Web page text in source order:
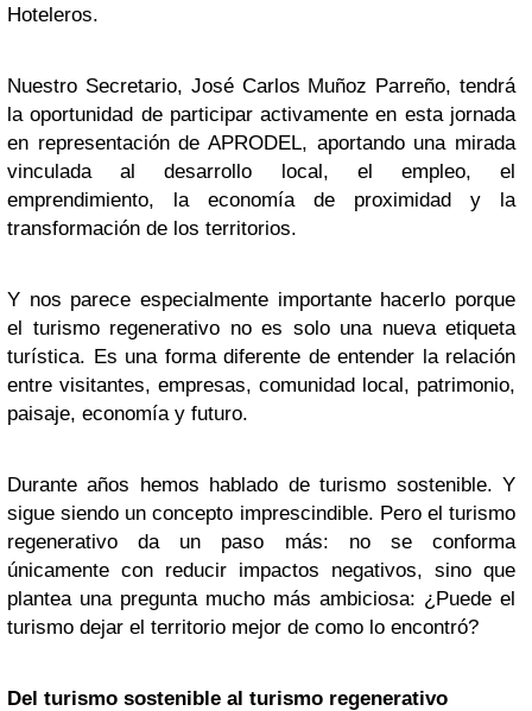
Hoteleros.
Nuestro Secretario, José Carlos Muñoz Parreño, tendrá
la oportunidad de participar activamente en esta jornada
en representación de APRODEL, aportando una mirada
vinculada al desarrollo local, el empleo, el
emprendimiento, la economía de proximidad y la
transformación de los territorios.
Y nos parece especialmente importante hacerlo porque
el turismo regenerativo no es solo una nueva etiqueta
turística. Es una forma diferente de entender la relación
entre visitantes, empresas, comunidad local, patrimonio,
paisaje, economía y futuro.
Durante años hemos hablado de turismo sostenible. Y
sigue siendo un concepto imprescindible. Pero el turismo
regenerativo da un paso más: no se conforma
únicamente con reducir impactos negativos, sino que
plantea una pregunta mucho más ambiciosa: ¿Puede el
turismo dejar el territorio mejor de como lo encontró?
Del turismo sostenible al turismo regenerativo